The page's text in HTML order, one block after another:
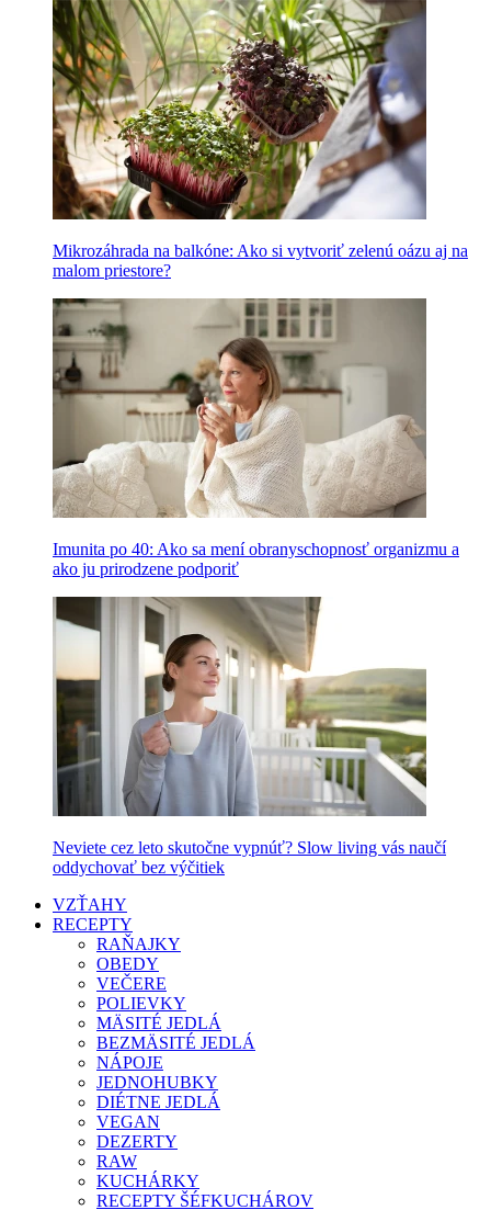
Mikrozáhrada na balkóne: Ako si vytvoriť zelenú oázu aj na
malom priestore?
Imunita po 40: Ako sa mení obranyschopnosť organizmu a
ako ju prirodzene podporiť
Neviete cez leto skutočne vypnúť? Slow living vás naučí
oddychovať bez výčitiek
VZŤAHY
RECEPTY
RAŇAJKY
OBEDY
VEČERE
POLIEVKY
MÄSITÉ JEDLÁ
BEZMÄSITÉ JEDLÁ
NÁPOJE
JEDNOHUBKY
DIÉTNE JEDLÁ
VEGAN
DEZERTY
RAW
KUCHÁRKY
RECEPTY ŠÉFKUCHÁROV